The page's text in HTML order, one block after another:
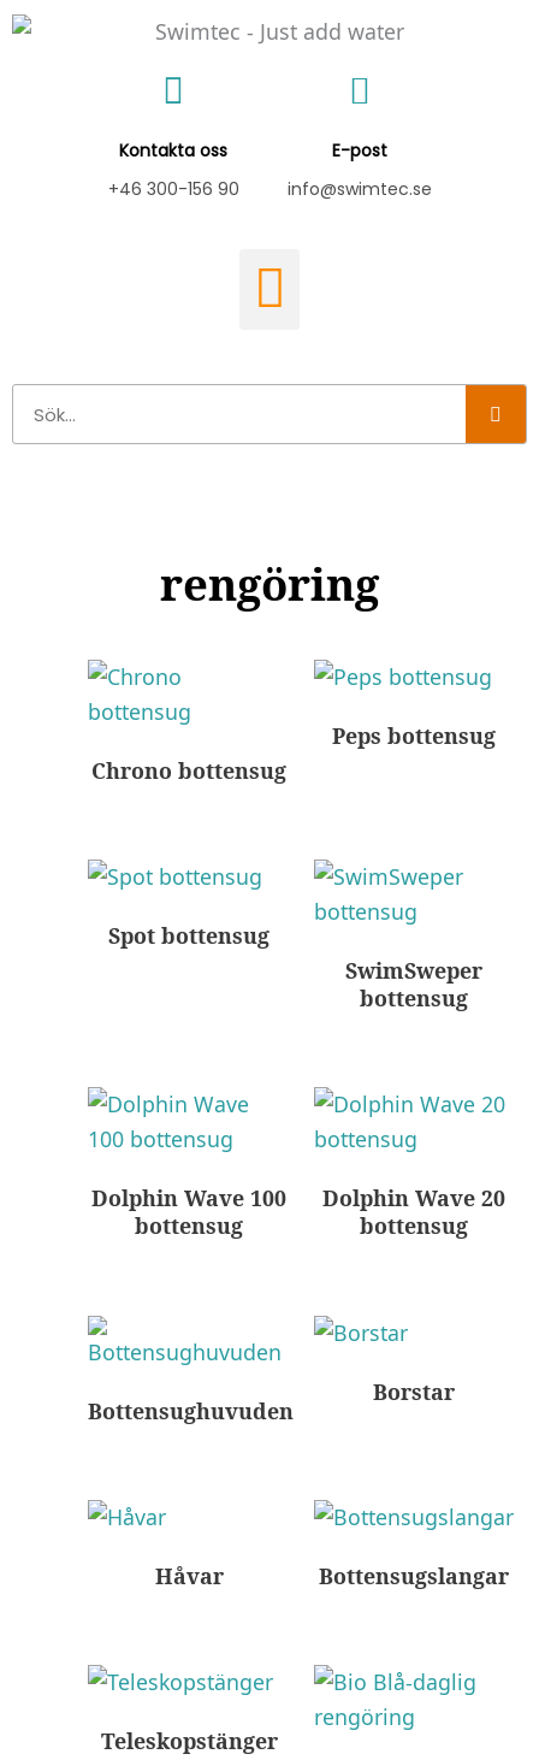
Hoppa
Kontakta oss
+46 300-156 90
E-post
info@swimtec.se
rengöring
Chrono bottensug
Peps bottensug
Spot bottensug
SwimSweper
bottensug
Dolphin Wave 100
bottensug
Dolphin Wave 20
bottensug
Bottensughuvuden
Borstar
Håvar Bottensugslangar
Teleskopstänger